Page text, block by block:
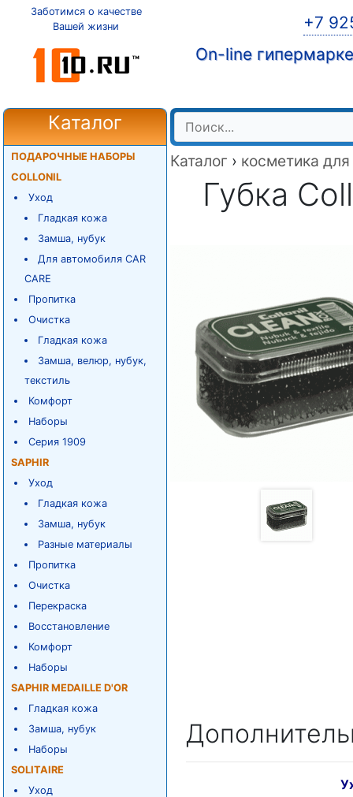
Заботимся о качестве
Вашей жизни
+7
On-line
Каталог
ПОДАРОЧНЫЕ НАБОРЫ
COLLONIL
Уход
Гладкая кожа
Замша, нубук
Для автомобиля CAR
CARE
Пропитка
Очистка
Гладкая кожа
Замша, велюр, нубук,
текстиль
Комфорт
Наборы
Серия 1909
SAPHIR
Уход
Гладкая кожа
Замша, нубук
Разные материалы
Пропитка
Очистка
Перекраска
Восстановление
Комфорт
Наборы
SAPHIR MEDAILLE D'OR
Гладкая кожа
Замша, нубук
Наборы
SOLITAIRE
Уход
Каталог › косметика
Губка